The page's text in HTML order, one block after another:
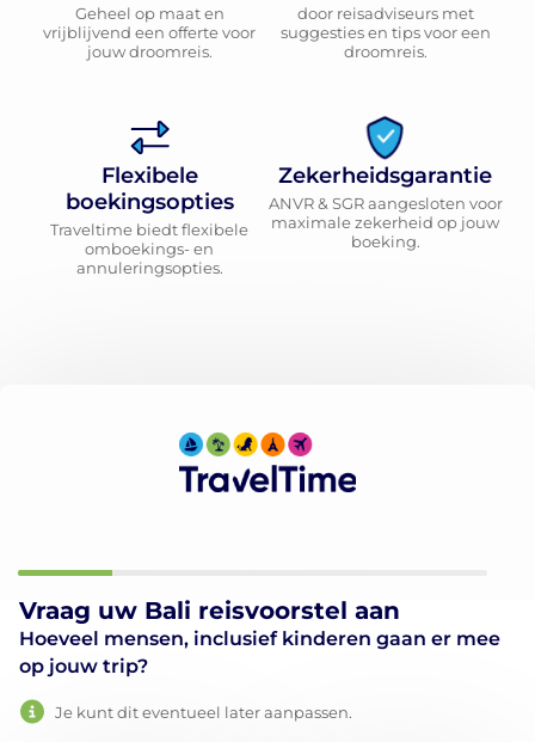
Geheel op maat en
vrijblijvend een offerte voor
jouw droomreis.
door reisadviseurs met
suggesties en tips voor een
droomreis.
Flexibele
boekingsopties
Traveltime biedt flexibele
omboekings- en
annuleringsopties.
Zekerheidsgarantie
ANVR & SGR aangesloten voor
maximale zekerheid op jouw
boeking.
Vraag uw Bali reisvoorstel aan
Hoeveel mensen, inclusief kinderen gaan er mee
op jouw trip?
Je kunt dit eventueel later aanpassen.